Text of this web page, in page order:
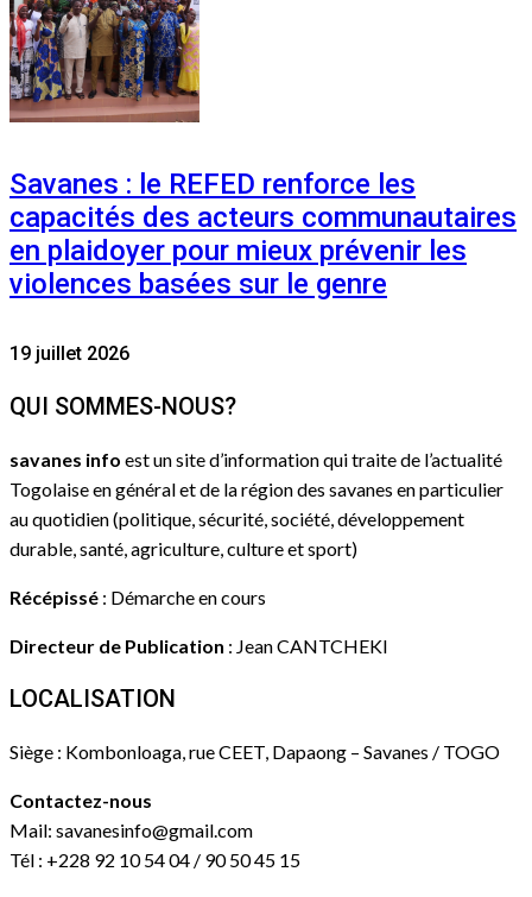
Savanes : le REFED renforce les
capacités des acteurs communautaires
en plaidoyer pour mieux prévenir les
violences basées sur le genre
19 juillet 2026
QUI SOMMES-NOUS?
savanes info est un site d’information qui traite de l’actualité
Togolaise en général et de la région des savanes en particulier
au quotidien (politique, sécurité, société, développement
durable, santé, agriculture, culture et sport)
Récépissé : Démarche en cours
Directeur de Publication : Jean CANTCHEKI
LOCALISATION
Siège : Kombonloaga, rue CEET, Dapaong – Savanes / TOGO
Contactez-nous
Mail: savanesinfo@gmail.com
Tél : +228 92 10 54 04 / 90 50 45 15